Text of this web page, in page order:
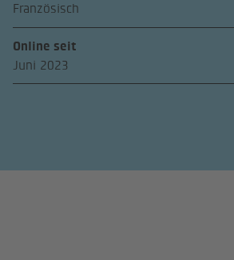
Französisch
Online seit
Juni 2023